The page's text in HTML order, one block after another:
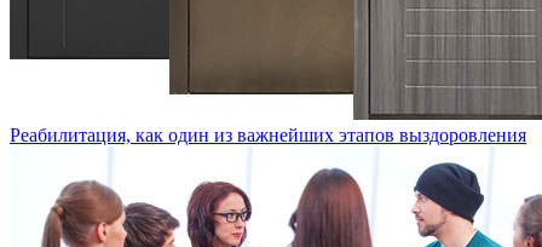
Реабилитация, как один из важнейших этапов выздоровления